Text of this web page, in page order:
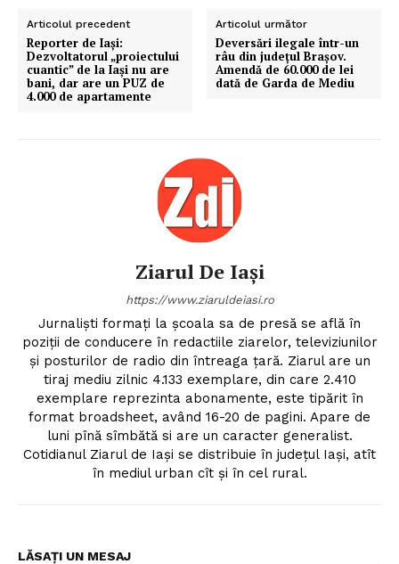
Articolul precedent
Reporter de Iași:
Dezvoltatorul „proiectului
cuantic” de la Iași nu are
bani, dar are un PUZ de
4.000 de apartamente
Articolul următor
Deversări ilegale într-un
râu din județul Brașov.
Amendă de 60.000 de lei
dată de Garda de Mediu
Ziarul De Iași
https://www.ziaruldeiasi.ro
Jurnalişti formaţi la şcoala sa de presă se află în
poziţii de conducere în redactiile ziarelor, televiziunilor
şi posturilor de radio din întreaga ţară. Ziarul are un
tiraj mediu zilnic 4.133 exemplare, din care 2.410
exemplare reprezinta abonamente, este tipărit în
format broadsheet, având 16-20 de pagini. Apare de
luni pînă sîmbătă si are un caracter generalist.
Cotidianul Ziarul de Iaşi se distribuie în judeţul Iaşi, atît
în mediul urban cît şi în cel rural.
LĂSAȚI UN MESAJ